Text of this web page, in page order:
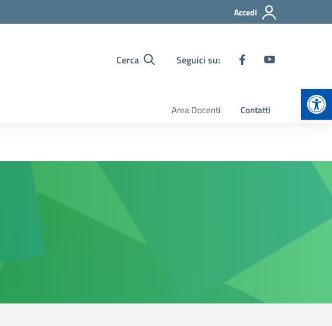
Accedi
Cerca Seguici su:
Area Docenti Contatti